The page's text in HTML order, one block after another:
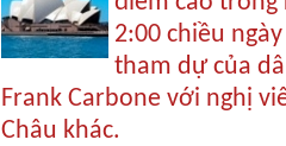
2:00 chiều
tham dự của
Frank Carbone với nghị
Châu khác.